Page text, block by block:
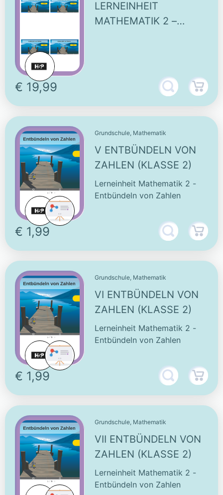
LERNEINHEIT
MATHEMATIK 2 –
€ 19,99
Grundschule, Mathematik
V ENTBÜNDELN VON
ZAHLEN (KLASSE 2)
Lerneinheit Mathematik 2 -
Entbündeln von Zahlen
€ 1,99
Grundschule, Mathematik
VI ENTBÜNDELN VON
ZAHLEN (KLASSE 2)
Lerneinheit Mathematik 2 -
Entbündeln von Zahlen
€ 1,99
Grundschule, Mathematik
VII ENTBÜNDELN VON
ZAHLEN (KLASSE 2)
Lerneinheit Mathematik 2 -
Entbündeln von Zahlen